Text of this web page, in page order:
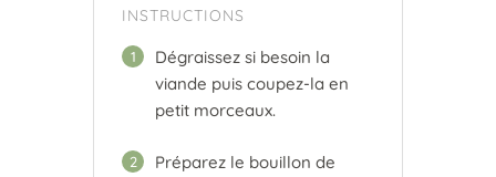
INSTRUCTIONS
1
Dégraissez si besoin la
viande puis coupez-la en
petit morceaux.
2
Préparez le bouillon de